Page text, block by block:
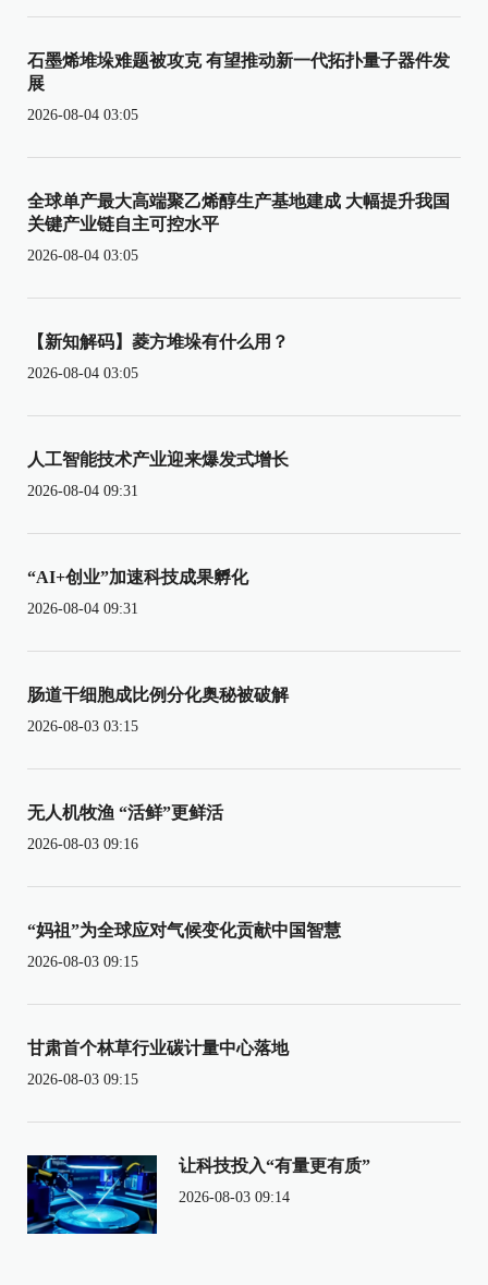
石墨烯堆垛难题被攻克 有望推动新一代拓扑量子器件发
展
2026-08-04 03:05
全球单产最大高端聚乙烯醇生产基地建成 大幅提升我国
关键产业链自主可控水平
2026-08-04 03:05
【新知解码】菱方堆垛有什么用？
2026-08-04 03:05
人工智能技术产业迎来爆发式增长
2026-08-04 09:31
“AI+创业”加速科技成果孵化
2026-08-04 09:31
肠道干细胞成比例分化奥秘被破解
2026-08-03 03:15
无人机牧渔 “活鲜”更鲜活
2026-08-03 09:16
“妈祖”为全球应对气候变化贡献中国智慧
2026-08-03 09:15
甘肃首个林草行业碳计量中心落地
2026-08-03 09:15
让科技投入“有量更有质”
2026-08-03 09:14